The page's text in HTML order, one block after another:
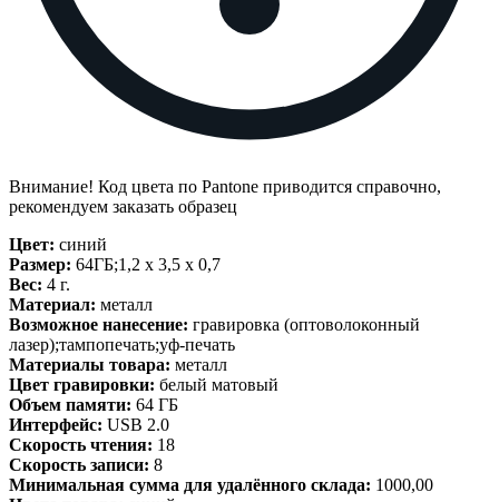
Внимание! Код цвета по Pantone приводится справочно,
рекомендуем заказать образец
Цвет: синий
Размер: 64ГБ;1,2 х 3,5 х 0,7
Вес: 4 г.
Материал: металл
Возможное нанесение: гравировка (оптоволоконный
лазер);тампопечать;уф-печать
Материалы товара: металл
Цвет гравировки: белый матовый
Объем памяти: 64 ГБ
Интерфейс: USB 2.0
Скорость чтения: 18
Скорость записи: 8
Минимальная сумма для удалённого склада: 1000,00